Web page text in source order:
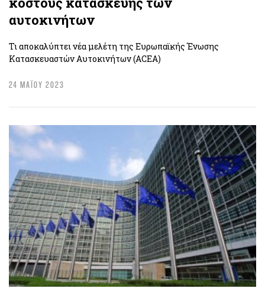
αυτοκινήτων
Τι αποκαλύπτει νέα μελέτη της Ευρωπαϊκής Ένωσης
Κατασκευαστών Αυτοκινήτων (ACEA)
24 ΜΑΪΟΥ 2023